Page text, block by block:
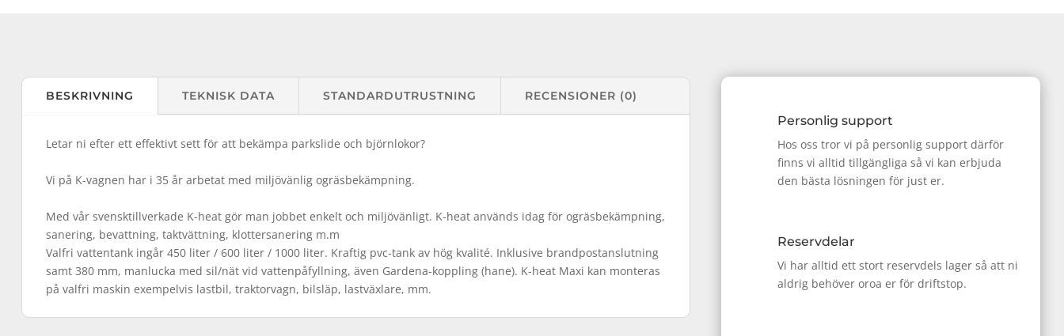
BESKRIVNING TEKNISK DATA STANDARDUTRUSTNING RECENSIONER (0)
Letar ni efter ett effektivt sett för att bekämpa parkslide och björnlokor?
Vi på K-vagnen har i 35 år arbetat med miljövänlig ogräsbekämpning.
Med vår svensktillverkade K-heat gör man jobbet enkelt och miljövänligt. K-heat används idag för ogräsbekämpning,
sanering, bevattning, taktvättning, klottersanering m.m
Valfri vattentank ingår 450 liter / 600 liter / 1000 liter. Kraftig pvc-tank av hög kvalité. Inklusive brandpostanslutning
samt 380 mm, manlucka med sil/nät vid vattenpåfyllning, även Gardena-koppling (hane). K-heat Maxi kan monteras
på valfri maskin exempelvis lastbil, traktorvagn, bilsläp, lastväxlare, mm.
Personlig support
Hos oss tror vi på personlig support därför
finns vi alltid tillgängliga så vi kan erbjuda
den bästa lösningen för just er.
Reservdelar
Vi har alltid ett stort reservdels lager så att ni
aldrig behöver oroa er för driftstop.